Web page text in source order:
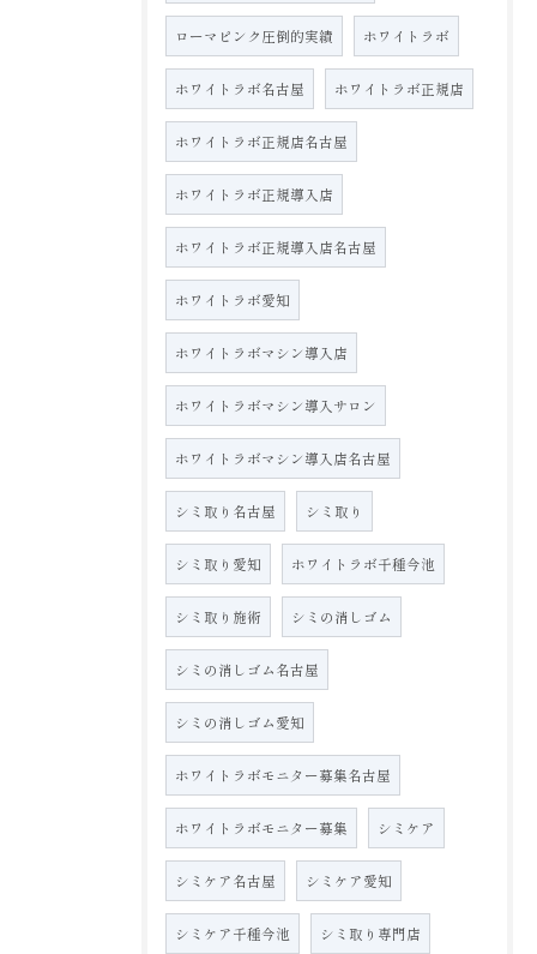
ローマピンク圧倒的実績 ホワイトラボ
ホワイトラボ名古屋 ホワイトラボ正規店
ホワイトラボ正規店名古屋
ホワイトラボ正規導入店
ホワイトラボ正規導入店名古屋
ホワイトラボ愛知
ホワイトラボマシン導入店
ホワイトラボマシン導入サロン
ホワイトラボマシン導入店名古屋
シミ取り名古屋 シミ取り
シミ取り愛知 ホワイトラボ千種今池
シミ取り施術 シミの消しゴム
シミの消しゴム名古屋
シミの消しゴム愛知
ホワイトラボモニター募集名古屋
ホワイトラボモニター募集 シミケア
シミケア名古屋 シミケア愛知
シミケア千種今池 シミ取り専門店